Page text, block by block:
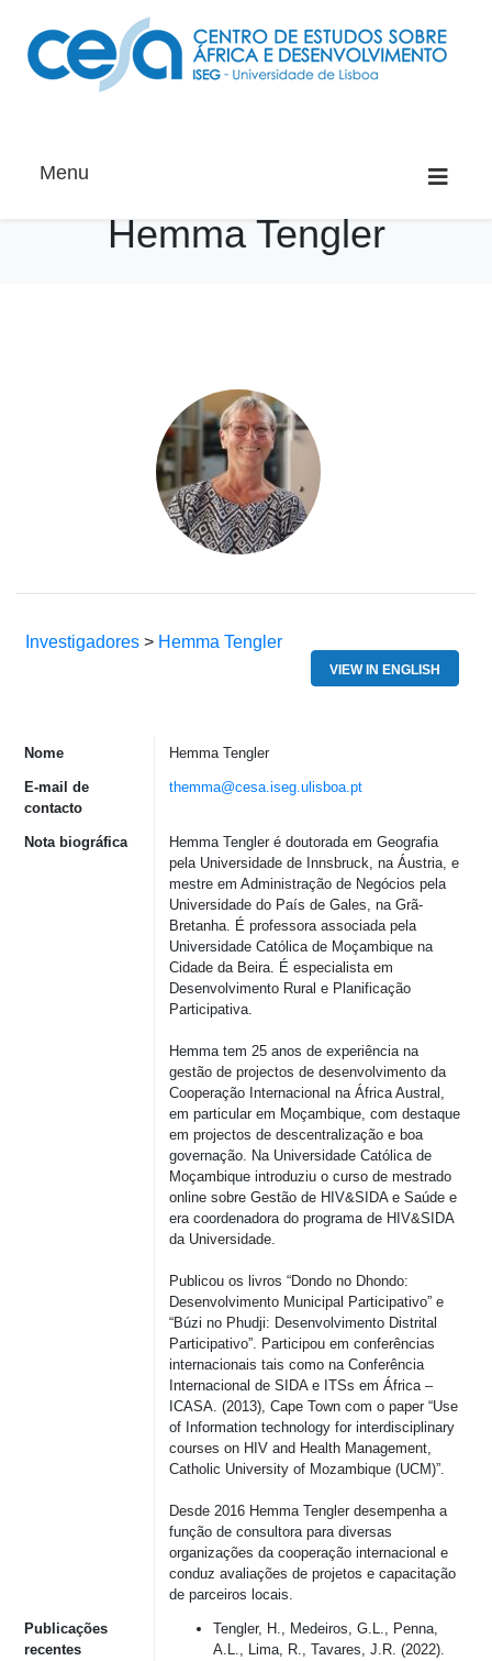
Menu
Hemma Tengler
Investigadores > Hemma Tengler
VIEW IN ENGLISH
Nome Hemma Tengler
E-mail de
contacto
themma@cesa.iseg.ulisboa.pt
Nota biográfica
Hemma Tengler é doutorada em Geografia
pela Universidade de Innsbruck, na Áustria, e
mestre em Administração de Negócios pela
Universidade do País de Gales, na Grã-
Bretanha. É professora associada pela
Universidade Católica de Moçambique na
Cidade da Beira. É especialista em
Desenvolvimento Rural e Planificação
Participativa.
Hemma tem 25 anos de experiência na
gestão de projectos de desenvolvimento da
Cooperação Internacional na África Austral,
em particular em Moçambique, com destaque
em projectos de descentralização e boa
governação. Na Universidade Católica de
Moçambique introduziu o curso de mestrado
online sobre Gestão de HIV&SIDA e Saúde e
era coordenadora do programa de HIV&SIDA
da Universidade.
Publicou os livros “Dondo no Dhondo:
Desenvolvimento Municipal Participativo” e
“Búzi no Phudji: Desenvolvimento Distrital
Participativo”. Participou em conferências
internacionais tais como na Conferência
Internacional de SIDA e ITSs em África –
ICASA. (2013), Cape Town com o paper “Use
of Information technology for interdisciplinary
courses on HIV and Health Management,
Catholic University of Mozambique (UCM)”.
Desde 2016 Hemma Tengler desempenha a
função de consultora para diversas
organizações da cooperação internacional e
conduz avaliações de projetos e capacitação
de parceiros locais.
Publicações
recentes
Tengler, H., Medeiros, G.L., Penna,
A.L., Lima, R., Tavares, J.R. (2022).